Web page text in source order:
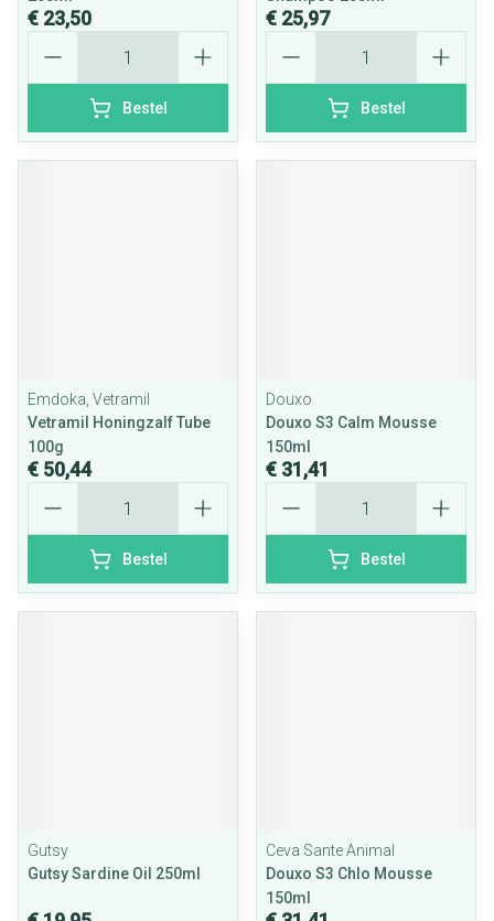
€ 23,50
Bestel
€ 25,97
Bestel
Emdoka, Vetramil
Vetramil Honingzalf Tube
100g
€ 50,44
Bestel
Douxo
Douxo S3 Calm Mousse
150ml
€ 31,41
Bestel
Gutsy
Gutsy Sardine Oil 250ml
Ceva Sante Animal
Douxo S3 Chlo Mousse
150ml